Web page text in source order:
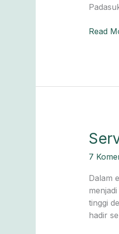
Read
7
Dalam
tinggi
hadir
Service
Center
Ariston
0811-
611-
457